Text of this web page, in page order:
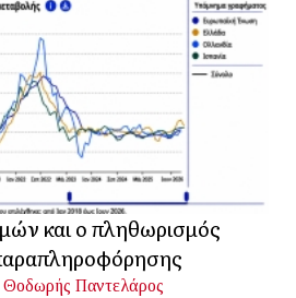
και ο πληθωρισμός
Παντελάρος